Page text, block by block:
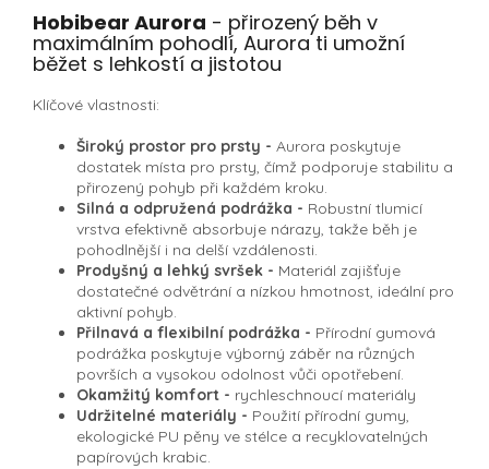
Hobibear Aurora - přirozený běh v
maximálním pohodlí, Aurora ti umožní
běžet s lehkostí a jistotou
Klíčové vlastnosti:
Široký prostor pro prsty - Aurora poskytuje
dostatek místa pro prsty, čímž podporuje stabilitu a
přirozený pohyb při každém kroku.
Silná a odpružená podrážka - Robustní tlumicí
vrstva efektivně absorbuje nárazy, takže běh je
pohodlnější i na delší vzdálenosti.
Prodyšný a lehký svršek - Materiál zajišťuje
dostatečné odvětrání a nízkou hmotnost, ideální pro
aktivní pohyb.
Přilnavá a flexibilní podrážka - Přírodní gumová
podrážka poskytuje výborný záběr na různých
površích a vysokou odolnost vůči opotřebení.
Okamžitý komfort - rychleschnoucí materiály
Udržitelné materiály - Použití přírodní gumy,
ekologické PU pěny ve stélce a recyklovatelných
papírových krabic.